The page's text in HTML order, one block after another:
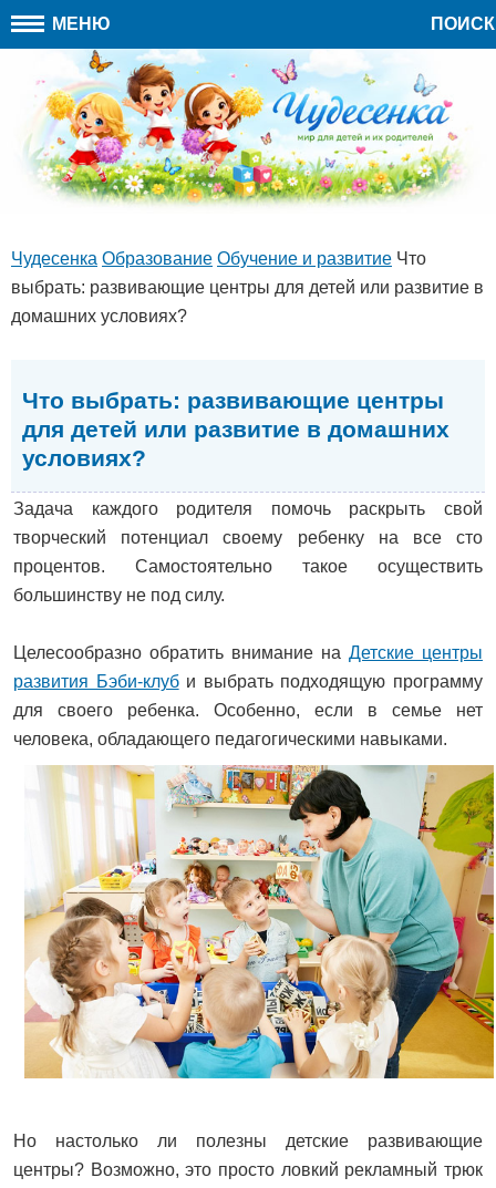
МЕНЮ ПОИСК
Чудесенка Образование Обучение и развитие Что
выбрать: развивающие центры для детей или развитие в
домашних условиях?
Что выбрать: развивающие центры
для детей или развитие в домашних
условиях?
Задача каждого родителя помочь раскрыть свой
творческий потенциал своему ребенку на все сто
процентов. Самостоятельно такое осуществить
большинству не под силу.
Целесообразно обратить внимание на Детские центры
развития Бэби-клуби выбрать подходящую программу
для своего ребенка. Особенно, если в семье нет
человека, обладающего педагогическими навыками.
Но настолько ли полезны детские развивающие
центры? Возможно, это просто ловкий рекламный трюк